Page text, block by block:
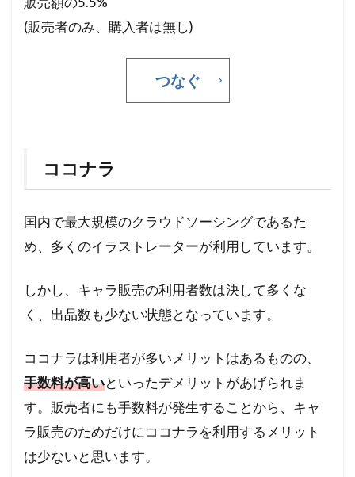
(販売者のみ、購入者は無し)
つなぐ
ココナラ
国内で最大規模のクラウドソーシングであるた
め、多くのイラストレーターが利用しています。
しかし、キャラ販売の利用者数は決して多くな
く、出品数も少ない状態となっています。
ココナラは利用者が多いメリットはあるものの、
手数料が高いといったデメリットがあげられま
す。販売者にも手数料が発生することから、キャ
ラ販売のためだけにココナラを利用するメリット
は少ないと思います。